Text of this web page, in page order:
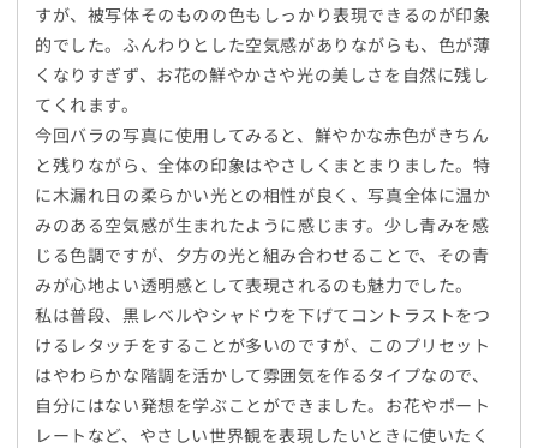
すが、被写体そのものの色もしっかり表現できるのが印象
的でした。ふんわりとした空気感がありながらも、色が薄
くなりすぎず、お花の鮮やかさや光の美しさを自然に残し
てくれます。
今回バラの写真に使用してみると、鮮やかな赤色がきちん
と残りながら、全体の印象はやさしくまとまりました。特
に木漏れ日の柔らかい光との相性が良く、写真全体に温か
みのある空気感が生まれたように感じます。少し青みを感
じる色調ですが、夕方の光と組み合わせることで、その青
みが心地よい透明感として表現されるのも魅力でした。
私は普段、黒レベルやシャドウを下げてコントラストをつ
けるレタッチをすることが多いのですが、このプリセット
はやわらかな階調を活かして雰囲気を作るタイプなので、
自分にはない発想を学ぶことができました。お花やポート
レートなど、やさしい世界観を表現したいときに使いたく